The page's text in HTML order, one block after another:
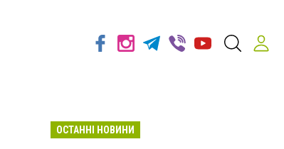
ОСТАННІ НОВИНИ